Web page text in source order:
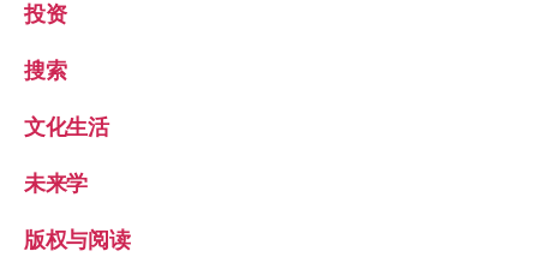
投资
搜索
文化生活
未来学
版权与阅读